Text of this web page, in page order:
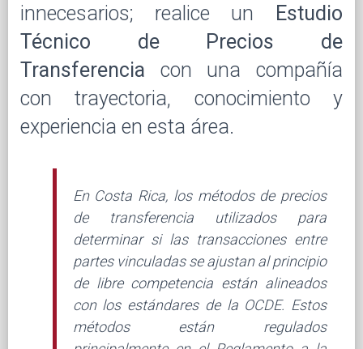
innecesarios; realice un
Estudio
Técnico de Precios de
Transferencia con una compañía
con trayectoria, conocimiento y
experiencia en esta área.
En Costa Rica, los métodos de precios
de transferencia utilizados para
determinar si las transacciones entre
partes vinculadas se ajustan al principio
de libre competencia están alineados
con los estándares de la OCDE. Estos
métodos están regulados